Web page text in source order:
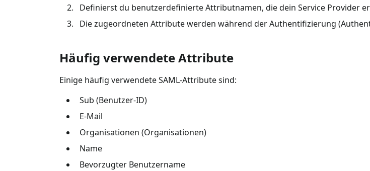
Definierst du benutzerdefinierte Attributnamen, die dein Service Provider
Die zugeordneten Attribute werden während der Authentifizierung
Häufig verwendete Attribute
Einige häufig verwendete SAML-Attribute sind:
Sub (Benutzer-ID)
E-Mail
Organisationen (Organisationen)
Name
Bevorzugter Benutzername